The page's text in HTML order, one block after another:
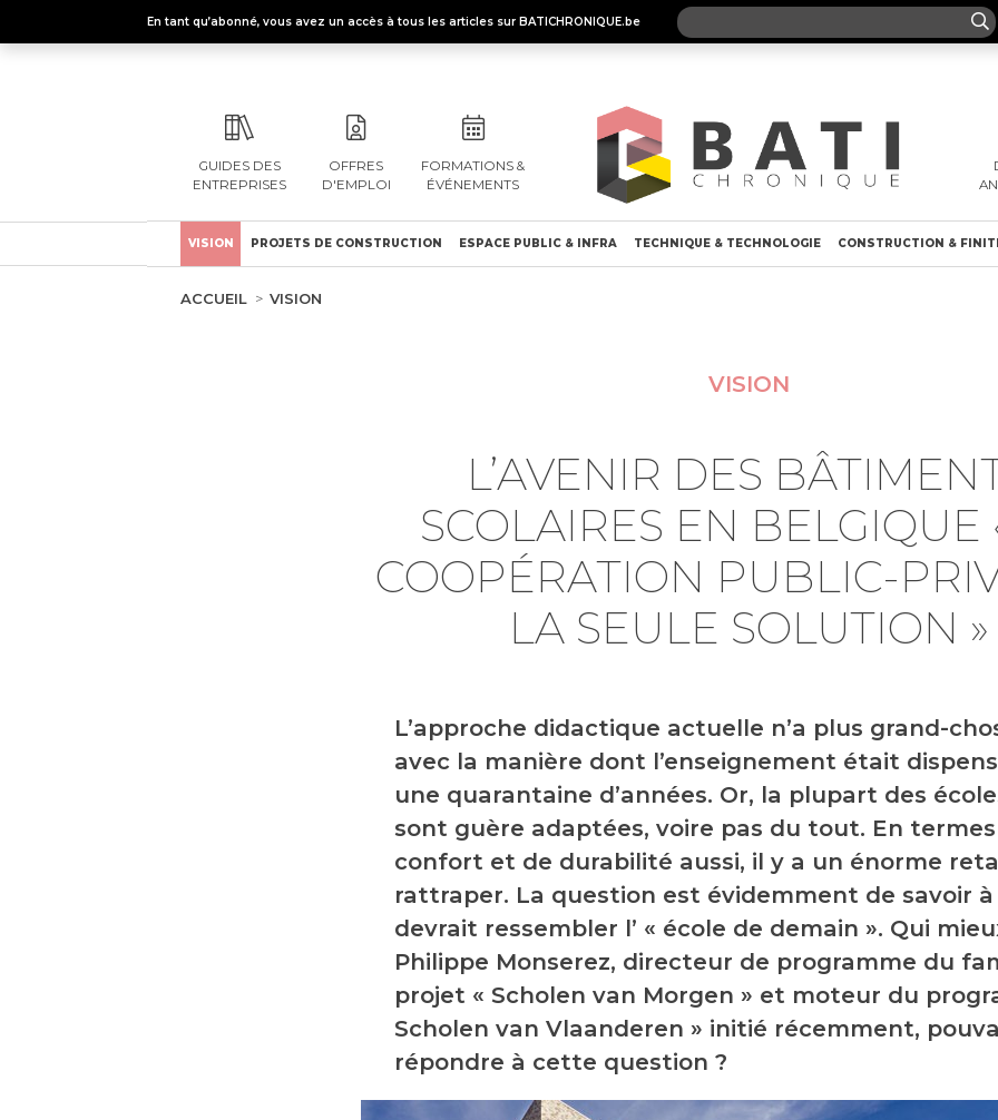
En tant qu’abonné, vous avez un accès à tous les articles sur BATICHRONIQUE.be
GUIDES DES
ENTREPRISES
OFFRES
D'EMPLOI
FORMATIONS &
ÉVÉNEMENTS
VISION PROJETS DE CONSTRUCTION ESPACE PUBLIC & INFRA TECHNIQUE & TECHNOLOGIE CONSTRUCTION &
ACCUEIL VISION
VISION
L’AVENIR DES
SCOLAIRES EN BELGIQUE
COOPÉRATION PUBLIC-
LA SEULE SOLUTION »
L’approche didactique actuelle n’a plus grand-
avec la manière dont l’enseignement était
une quarantaine d’années. Or, la plupart des
sont guère adaptées, voire pas du tout. En
confort et de durabilité aussi, il y a un énorme
rattraper. La question est évidemment de savoir
devrait ressembler l’ « école de demain ». Qui
Philippe Monserez, directeur de programme du
projet « Scholen van Morgen » et moteur du
Scholen van Vlaanderen » initié récemment,
répondre à cette question ?